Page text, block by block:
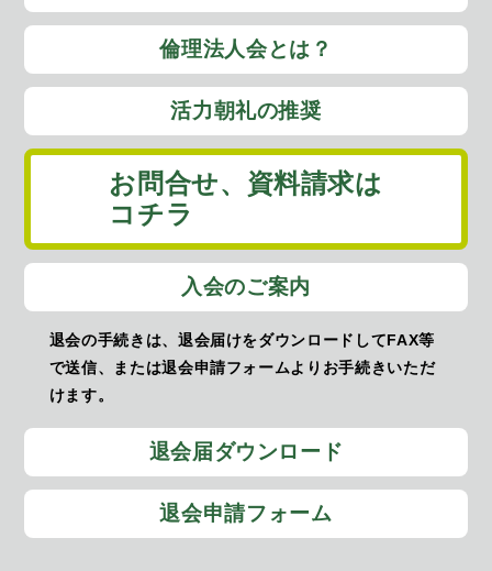
倫理法人会とは？
活力朝礼の推奨
お問合せ、 資料請求は
コチラ
入会のご案内
退会の手続きは、退会届けをダウンロードしてFAX等
で送信、または退会申請フォームよりお手続きいただ
けます。
退会届ダウンロード
退会申請フォーム